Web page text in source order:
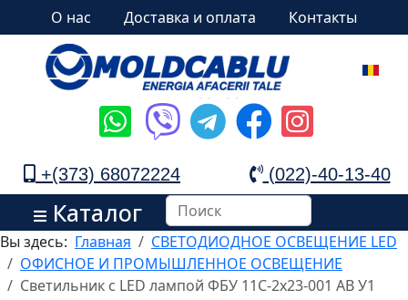
О нас Доставка и оплата Контакты
+(373) 68072224 (022)-40-13-40
Каталог
Вы здесь: Главная
СВЕТОДИОДНОЕ ОСВЕЩЕНИЕ LED
ОФИСНОЕ И ПРОМЫШЛЕННОЕ ОСВЕЩЕНИЕ
Светильник c LED лампой ФБУ 11С-2х23-001 АВ У1